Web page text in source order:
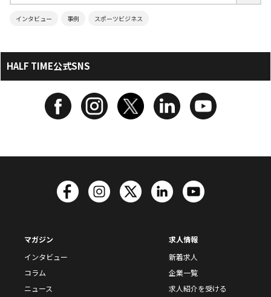
インタビュー 事例 スポーツビジネス
HALF TIME公式SNS
マガジン
インタビュー
コラム
ニュース
求人情報
新着求人
企業一覧
求人紹介を受ける